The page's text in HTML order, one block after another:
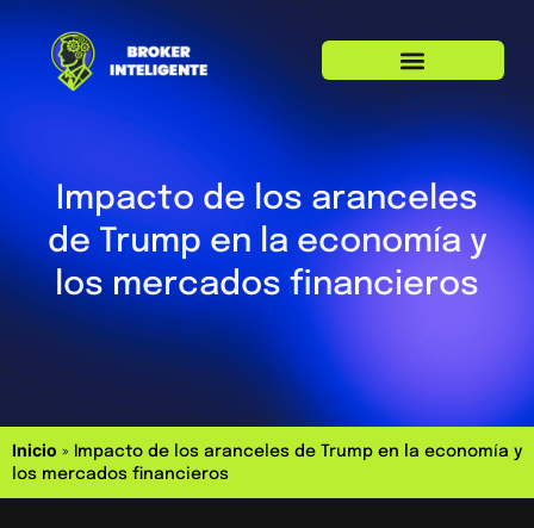
Impacto de los aranceles
de Trump en la economía y
los mercados financieros
Inicio »
Impacto de los aranceles de Trump en la economía y
los mercados financieros